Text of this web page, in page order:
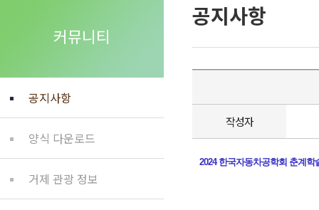
공지사항
커뮤니티
공지사항
양식 다운로드
거제 관광 정보
작성자
2024 한국자동차공학회 춘계학